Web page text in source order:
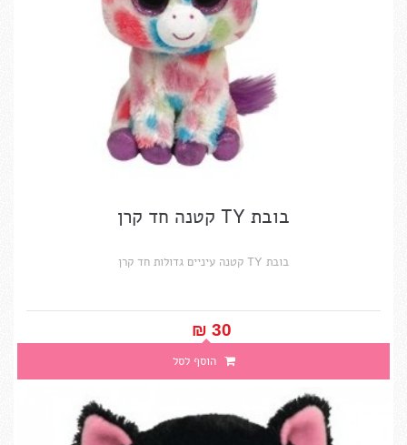
בובת TY קטנה חד קרן
בובת TY קטנה עיניים גדולות חד קרן
30 ₪‎
הוסף לסל